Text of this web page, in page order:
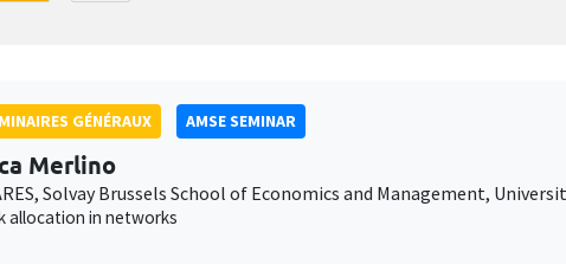
GÉNÉRAUX AMSE SEMINAR
Merlino
Solvay Brussels School of Economics and Management,
allocation in networks